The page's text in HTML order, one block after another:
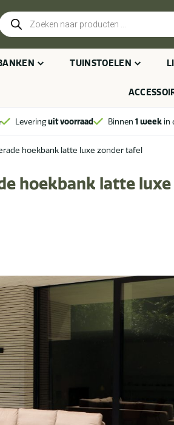
Producten
TUINSTOELEN
Leveringuit voorraad Binnen 1 week in
hoekbank latte luxe zonder tafel
hoekbank latte